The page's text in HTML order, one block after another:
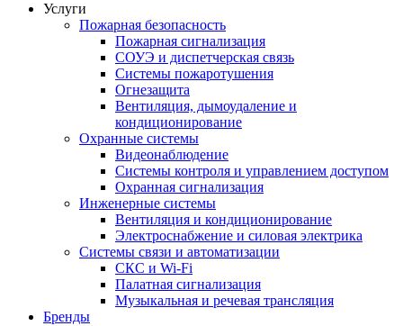
Услуги
Пожарная безопасность
Пожарная сигнализация
СОУЭ и диспетчерская связь
Системы пожаротушения
Огнезащита
Вентиляция, дымоудаление и
кондиционирование
Охранные системы
Видеонаблюдение
Системы контроля и управлением доступом
Охранная сигнализация
Инженерные системы
Вентиляция и кондиционирование
Электроснабжение и силовая электрика
Системы связи и автоматизации
СКС и Wi-Fi
Палатная сигнализация
Музыкальная и речевая трансляция
Бренды